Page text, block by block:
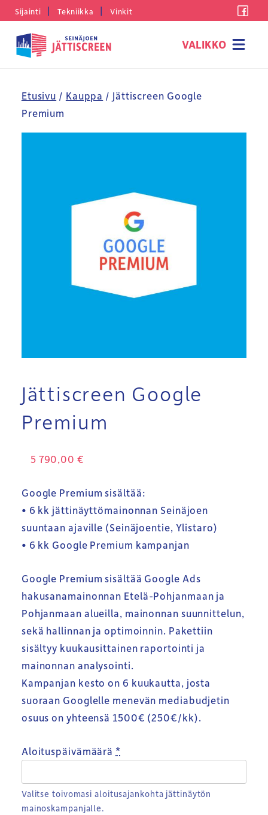
Siirry
sisältöön
Sijainti | Tekniikka | Vinkit
Seinäjoen
Jättiscreen
Etusivu / Kauppa / Jättiscreen Google
Premium
Jättiscreen Google
Premium
5 790,00 €
Google Premium sisältää:
• 6 kk jättinäyttömainonnan Seinäjoen
suuntaan ajaville (Seinäjoentie, Ylistaro)
• 6 kk Google Premium kampanjan
Google Premium sisältää Google Ads
hakusanamainonnan Etelä-Pohjanmaan ja
Pohjanmaan alueilla, mainonnan suunnittelun,
sekä hallinnan ja optimoinnin. Pakettiin
sisältyy kuukausittainen raportointi ja
mainonnan analysointi.
Kampanjan kesto on 6 kuukautta, josta
suoraan Googlelle menevän mediabudjetin
osuus on yhteensä 1500€ (250€/kk).
Aloituspäivämäärä *
Valitse toivomasi aloitusajankohta jättinäytön
mainoskampanjalle.